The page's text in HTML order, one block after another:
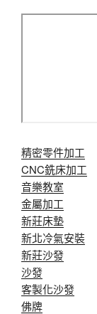
精密零件加工
CNC銑床加工
音樂教室
金屬加工
新莊床墊
新北冷氣安裝
新莊沙發
沙發
客製化沙發
佛牌